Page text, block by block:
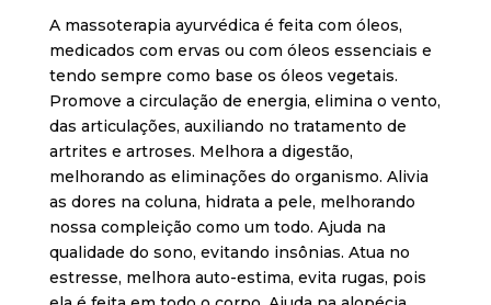
A massoterapia ayurvédica é feita com óleos,
medicados com ervas ou com óleos essenciais e
tendo sempre como base os óleos vegetais.
Promove a circulação de energia, elimina o vento,
das articulações, auxiliando no tratamento de
artrites e artroses. Melhora a digestão,
melhorando as eliminações do organismo. Alivia
as dores na coluna, hidrata a pele, melhorando
nossa compleição como um todo. Ajuda na
qualidade do sono, evitando insônias. Atua no
estresse, melhora auto-estima, evita rugas, pois